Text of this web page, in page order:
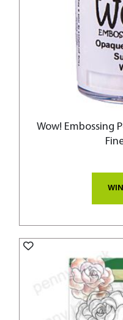
Wow! Embossing